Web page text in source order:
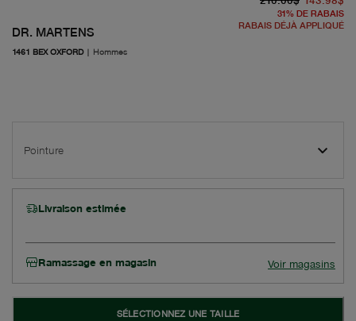
DR. MARTENS
1461 BEX OXFORD| Hommes
31% DE RABAIS
RABAIS DÉJÀ APPLIQUÉ
Pointure
Livraison estimée
Ramassage en magasin Voir magasins
SÉLECTIONNEZ UNE TAILLE